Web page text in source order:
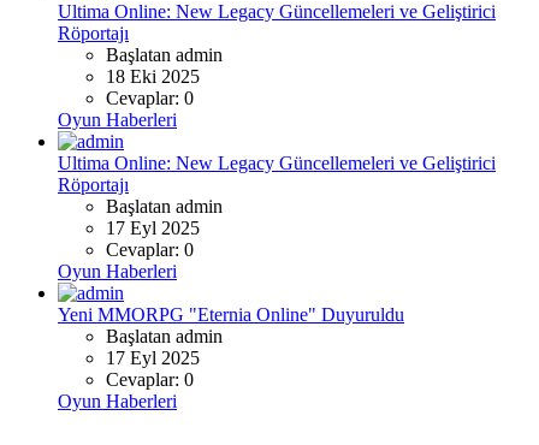
Ultima Online: New Legacy Güncellemeleri ve Geliştirici
Röportajı
Başlatan admin
18 Eki 2025
Cevaplar: 0
Oyun Haberleri
Ultima Online: New Legacy Güncellemeleri ve Geliştirici
Röportajı
Başlatan admin
17 Eyl 2025
Cevaplar: 0
Oyun Haberleri
Yeni MMORPG "Eternia Online" Duyuruldu
Başlatan admin
17 Eyl 2025
Cevaplar: 0
Oyun Haberleri